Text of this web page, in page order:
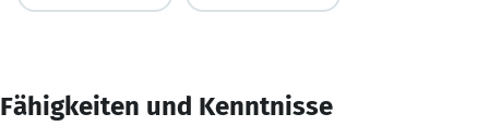
Fähigkeiten und Kenntnisse